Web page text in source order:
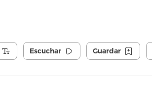
Escuchar Guardar